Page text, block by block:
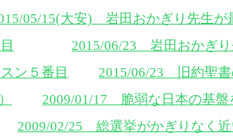
05/15(大安) 岩田おかぎり先生が
2015/06/23 岩田おかぎ
ン５番目
2015/06/23 旧約聖書
2009/01/17 脆弱な日本の基盤
2009/02/25 総選挙がかぎりなく